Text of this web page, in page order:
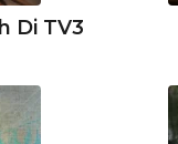
Di TV3